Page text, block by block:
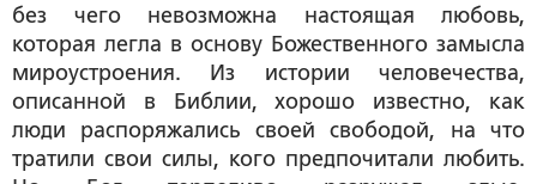
без чего невозможна настоящая любовь,
которая легла в основу Божественного замысла
мироустроения. Из истории человечества,
описанной в Библии, хорошо известно, как
люди распоряжались своей свободой, на что
тратили свои силы, кого предпочитали любить.